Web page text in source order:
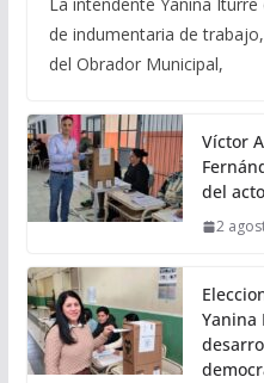
de indumentaria de
del Obrador Municipal,
Víctor
del
2
Yanina